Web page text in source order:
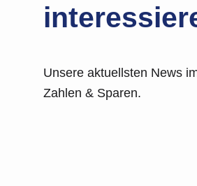
Unsere aktuellsten News
Zahlen & Sparen.